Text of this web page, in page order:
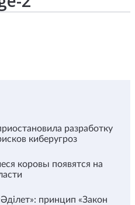
разработку
киберугроз
коровы появятся на
принцип «Закон